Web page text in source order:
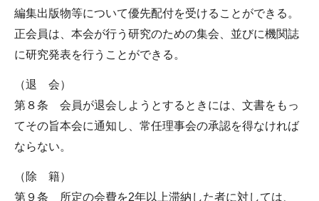
編集出版物等について優先配付を受けることができる。
正会員は、本会が行う研究のための集会、並びに機関誌
に研究発表を行うことができる。
（退 会）
第８条 会員が退会しようとするときには、文書をもっ
てその旨本会に通知し、常任理事会の承認を得なければ
ならない。
（除 籍）
第９条 所定の会費を2年以上滞納した者に対しては、